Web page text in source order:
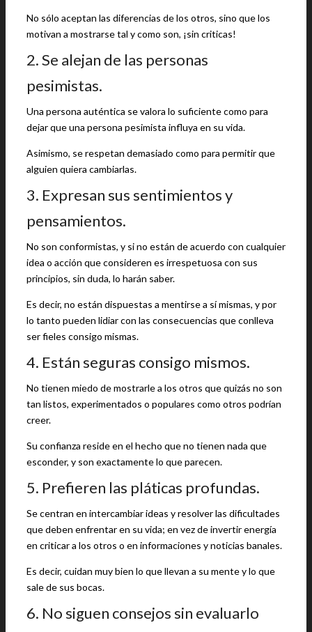
No sólo aceptan las diferencias de los otros, sino que los
motivan a mostrarse tal y como son, ¡sin criticas!
2. Se alejan de las personas
pesimistas.
Una persona auténtica se valora lo suficiente como para
dejar que una persona pesimista influya en su vida.
Asimismo, se respetan demasiado como para permitir que
alguien quiera cambiarlas.
3. Expresan sus sentimientos y
pensamientos.
No son conformistas, y si no están de acuerdo con cualquier
idea o acción que consideren es irrespetuosa con sus
principios, sin duda, lo harán saber.
Es decir, no están dispuestas a mentirse a sí mismas, y por
lo tanto pueden lidiar con las consecuencias que conlleva
ser fieles consigo mismas.
4. Están seguras consigo mismos.
No tienen miedo de mostrarle a los otros que quizás no son
tan listos, experimentados o populares como otros podrían
creer.
Su confianza reside en el hecho que no tienen nada que
esconder, y son exactamente lo que parecen.
5. Prefieren las pláticas profundas.
Se centran en intercambiar ideas y resolver las dificultades
que deben enfrentar en su vida; en vez de invertir energía
en criticar a los otros o en informaciones y noticias banales.
Es decir, cuidan muy bien lo que llevan a su mente y lo que
sale de sus bocas.
6. No siguen consejos sin evaluarlo